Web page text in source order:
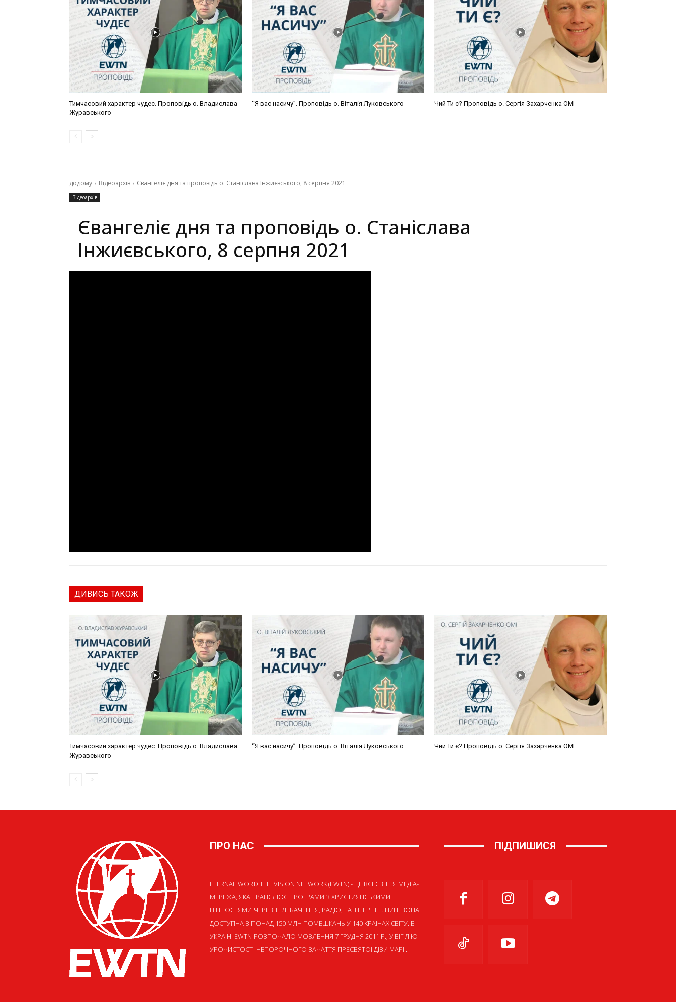
Тимчасовий характер чудес. Проповідь о. Владислава
Журавського
“Я вас насичу”. Проповідь о. Віталія Луковського Чий Ти є? Проповідь о. Сергія Захарченка ОМІ
ПРО НАС
ETERNAL WORD TELEVISION NETWORK (EWTN) - ЦЕ ВСЕСВІТНЯ МЕДІА-
МЕРЕЖА, ЯКА ТРАНСЛЮЄ ПРОГРАМИ З ХРИСТИЯНСЬКИМИ
ЦІННОСТЯМИ ЧЕРЕЗ ТЕЛЕБАЧЕННЯ, РАДІО, ТА ІНТЕРНЕТ. НИНІ ВОНА
ДОСТУПНА В ПОНАД 150 МЛН ПОМЕШКАНЬ У 140 КРАЇНАХ СВІТУ. В
УКРАЇНІ EWTN РОЗПОЧАЛО МОВЛЕННЯ 7 ГРУДНЯ 2011 Р., У ВІГІЛІЮ
УРОЧИСТОСТІ НЕПОРОЧНОГО ЗАЧАТТЯ ПРЕСВЯТОЇ ДІВИ МАРІЇ.
ПІДПИШИСЯ